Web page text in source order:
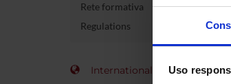
Uso
Rete formativa
Regulations
International Students